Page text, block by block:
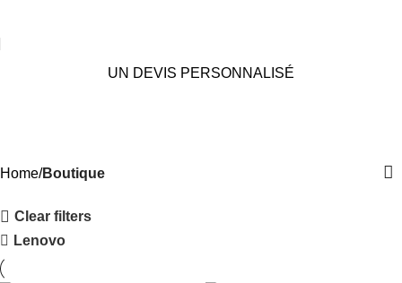
UN DEVIS PERSONNALISÉ
Home Boutique
Clear filters
Lenovo